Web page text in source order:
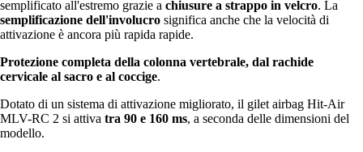
semplificato all'estremo grazie a chiusure a strappo in velcro. La
semplificazione dell'involucro significa anche che la velocità di
attivazione è ancora più rapida rapide.
Protezione completa della colonna vertebrale, dal rachide
cervicale al sacro e al coccige.
Dotato di un sistema di attivazione migliorato, il gilet airbag Hit-Air
MLV-RC 2 si attiva tra 90 e 160 ms, a seconda delle dimensioni del
modello.